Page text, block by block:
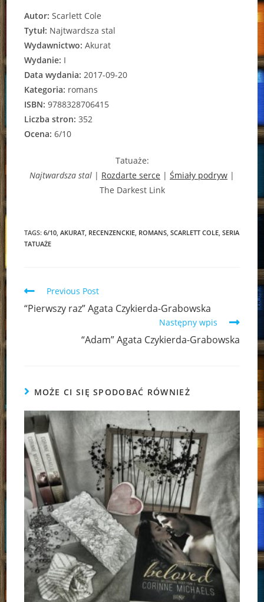
Autor: Scarlett Cole
Tytuł: Najtwardsza stal
Wydawnictwo: Akurat
Wydanie: I
Data wydania: 2017-09-20
Kategoria: romans
ISBN: 9788328706415
Liczba stron: 352
Ocena: 6/10
Tatuaże:
Najtwardsza stal | Rozdarte serce | Śmiały podryw |
The Darkest Link
TAGS:6/10, AKURAT, RECENZENCKIE, ROMANS, SCARLETT COLE, SERIA
TATUAŻE
Read
articles
Previous Post
“Pierwszy raz” Agata Czykierda-Grabowska
Następny wpis
“Adam” Agata Czykierda-Grabowska
MOŻE CI SIĘ SPODOBAĆ RÓWNIEŻ